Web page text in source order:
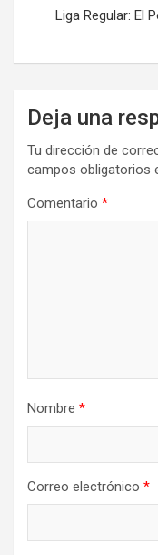
Liga Regular: El
Deja una
Tu dirección de
campos obligatorios
Comentario *
Nombre *
Correo electrónico *